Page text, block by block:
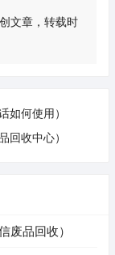
文章，转载时
如何使用）
回收中心）
废品回收）